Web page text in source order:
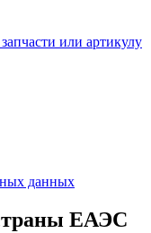
или артикулу
данных
ЕАЭС